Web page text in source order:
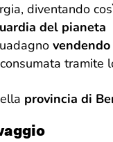
diventando
del pianeta
tramite
provincia di